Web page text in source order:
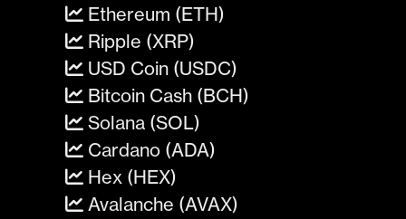
Ethereum (ETH)
Ripple (XRP)
USD Coin (USDC)
Bitcoin Cash (BCH)
Solana (SOL)
Cardano (ADA)
Hex (HEX)
Avalanche (AVAX)